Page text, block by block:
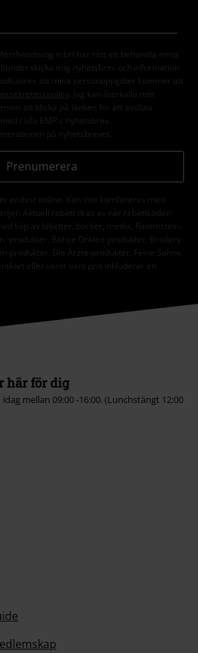
mbH har rätt att behandla mina
skicka mig nyhetsbrev och information
att mina personuppgifter kommer att
. Jag kan återkalla mitt
att klicka på länken för att avsluta
i alla EMP:s nyhetsbrev.
på nyhetsbrevet.
Prenumerera
endast online. Kan inte kombineras med
Aktuell rabatt dras av när rabattkoden
köp av biljetter, böcker, media, Rammstein-
produkter, Böhse Onklez-produkter, Broilers-
produkter, Die Ärzte-produkter, Feine Sahne
eller varor vars pris inkluderar en
här för dig
mellan 09:00 -16:00. (Lunchstängt 12:00